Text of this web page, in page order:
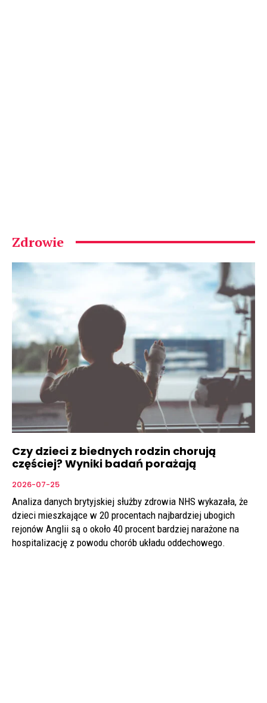
Zdrowie
Czy dzieci z biednych rodzin chorują
częściej? Wyniki badań porażają
2026-07-25
Analiza danych brytyjskiej służby zdrowia NHS wykazała, że
dzieci mieszkające w 20 procentach najbardziej ubogich
rejonów Anglii są o około 40 procent bardziej narażone na
hospitalizację z powodu chorób układu oddechowego.